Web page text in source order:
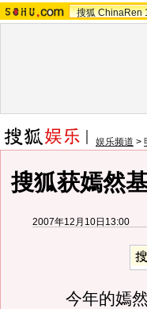
搜狐 ChinaRen
娱乐频道 >
搜狐获嫣然
2007年12月10日13:00
今年的嫣然